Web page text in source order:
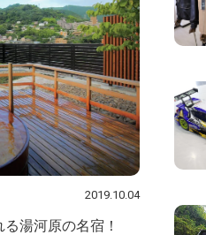
2019.10.04
湯河原の名宿！